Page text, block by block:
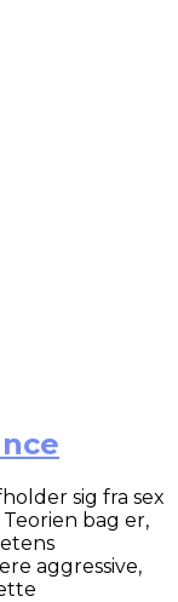
sig fra sex
bag er,
aggressive,